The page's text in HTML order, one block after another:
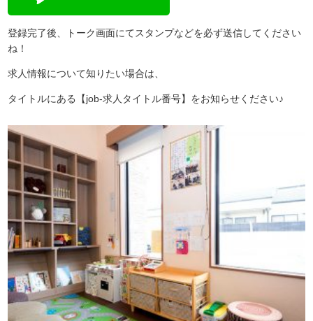
登録完了後、トーク画面にてスタンプなどを必ず送信してください
ね！
求人情報について知りたい場合は、
タイトルにある【job-求人タイトル番号】をお知らせください♪